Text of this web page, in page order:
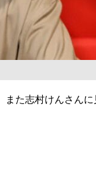
た志村けんさん